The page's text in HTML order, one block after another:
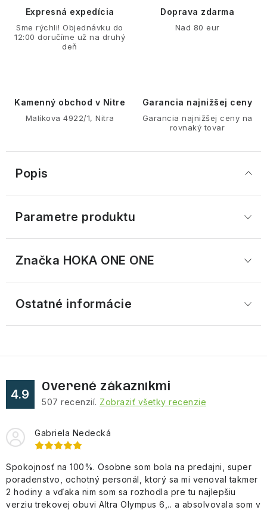
Expresná expedícia
Sme rýchli! Objednávku do
12:00 doručíme už na druhý
deň
Doprava zdarma
Nad 80 eur
Kamenný obchod v Nitre
Malíkova 4922/1, Nitra
Garancia najnižšej ceny
Garancia najnižšej ceny na
rovnaký tovar
Popis
Parametre produktu
Značka HOKA ONE ONE
Ostatné informácie
4.9
Overené zákazníkmi
507 recenzií. Zobraziť všetky recenzie
Gabriela Nedecká
Spokojnosť na 100%. Osobne som bola na predajni, super
poradenstvo, ochotný personál, ktorý sa mi venoval takmer
2 hodiny a vďaka nim som sa rozhodla pre tu najlepšiu
verziu trekovej obuvi Altra Olympus 6,.. a absolvovala som v